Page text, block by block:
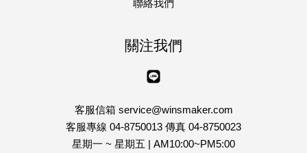
聯絡我們
關注我們
客服信箱 service@winsmaker.com
客服專線 04-8750013 傳真 04-8750023
星期一 ~ 星期五 | AM10:00~PM5:00